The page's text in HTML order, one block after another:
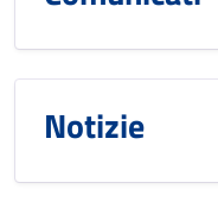
Notizie